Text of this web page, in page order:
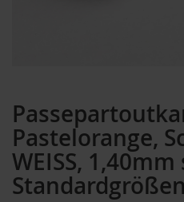
Pastelorange,
WEISS,
Standardgrößen
der
Bildergalerie
springen